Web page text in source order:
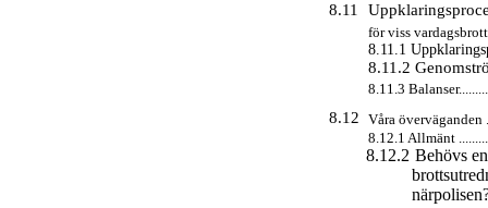
8.11
för viss
8.11.1
8.11.2
8.11.3
8.12 Våra överväganden
8.12.1 Allmänt
8.12.2 Behövs